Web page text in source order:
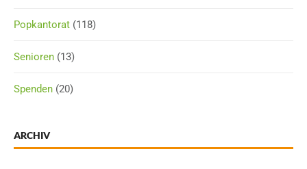
Popkantorat (118)
Senioren (13)
Spenden (20)
ARCHIV